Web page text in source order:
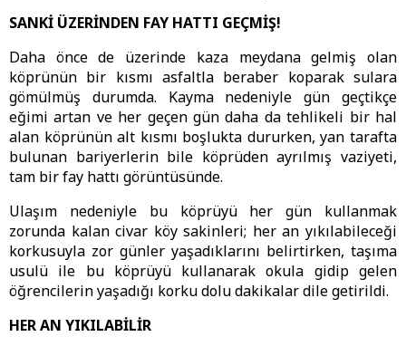
SANKİ ÜZERİNDEN FAY HATTI GEÇMİŞ!
Daha önce de üzerinde kaza meydana gelmiş olan
köprünün bir kısmı asfaltla beraber koparak sulara
gömülmüş durumda. Kayma nedeniyle gün geçtikçe
eğimi artan ve her geçen gün daha da tehlikeli bir hal
alan köprünün alt kısmı boşlukta dururken, yan tarafta
bulunan bariyerlerin bile köprüden ayrılmış vaziyeti,
tam bir fay hattı görüntüsünde.
Ulaşım nedeniyle bu köprüyü her gün kullanmak
zorunda kalan civar köy sakinleri; her an yıkılabileceği
korkusuyla zor günler yaşadıklarını belirtirken, taşıma
usulü ile bu köprüyü kullanarak okula gidip gelen
öğrencilerin yaşadığı korku dolu dakikalar dile getirildi.
HER AN YIKILABİLİR